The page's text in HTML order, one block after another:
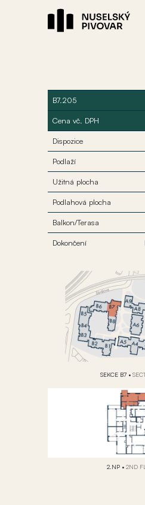
B7.205
Cena vč. DPH
Dispozice
Podlaží
Užitná plocha
Podlahová plocha
Balkon/Terasa
Dokončení
SEKCE B7 •
2.NP • 2ND